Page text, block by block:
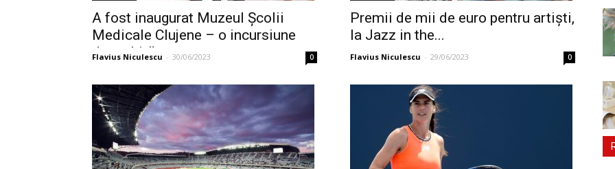
A fost inaugurat Muzeul Școlii
Medicale Clujene – o incursiune
deosebită...
Flavius Niculescu - 30/06/2023 0
Premii de mii de euro pentru artiști,
la Jazz in the...
Flavius Niculescu - 29/06/2023 0